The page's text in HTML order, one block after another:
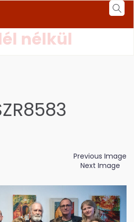
nélkül
Previous Image
Next Image